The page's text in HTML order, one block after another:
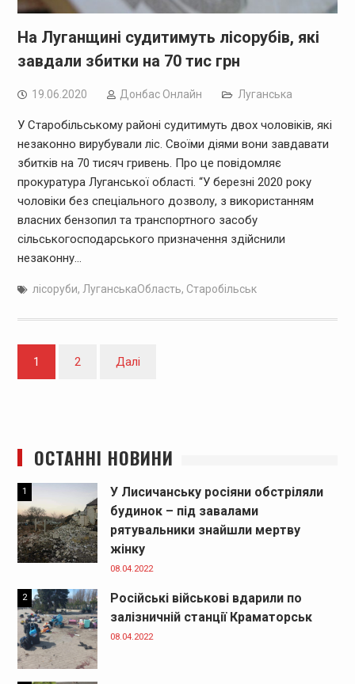
На Луганщині судитимуть лісорубів, які
завдали збитки на 70 тис грн
19.06.2020 Дoнбас Онлайн Луганська
У Старобільському районі судитимуть двох чоловіків, які
незаконно вирубували ліс. Своїми діями вони завдавати
збитків на 70 тисяч гривень. Про це повідомляє
прокуратура Луганської області. “У березні 2020 року
чоловіки без спеціального дозволу, з використанням
власних бензопил та транспортного засобу
сільськогосподарського призначення здійснили
незаконну…
лісоруби, ЛуганськаОбласть, Старобільськ
Навігація
записів
1 2 Далі
ОСТАННІ НОВИНИ
1
У Лисичанську росіяни обстріляли
будинок – під завалами
рятувальники знайшли мертву
жінку
08.04.2022
2
Російські військові вдарили по
залізничній станції Краматорськ
08.04.2022